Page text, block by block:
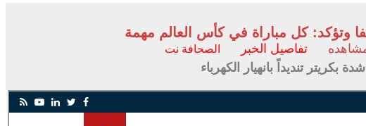
تفاصيل الخبر الصحافة نت
تنديداً بانهيار الكهرباء